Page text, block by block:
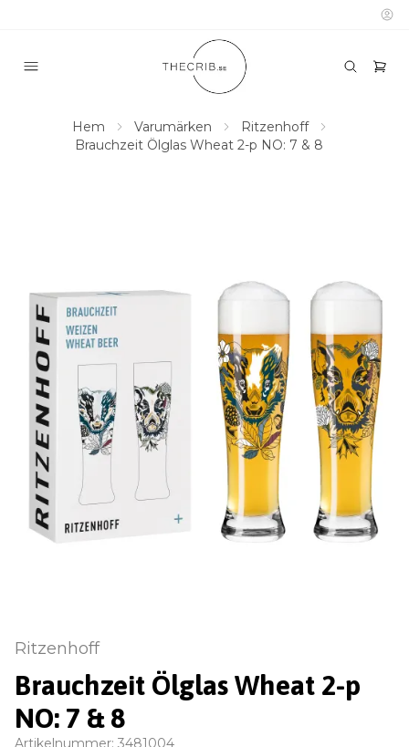
Hem Varumärken
Ritzenhoff
Brauchzeit Ölglas Wheat 2-p NO: 7 & 8
Ritzenhoff
Brauchzeit Ölglas Wheat 2-p
NO: 7 & 8
Artikelnummer: 3481004